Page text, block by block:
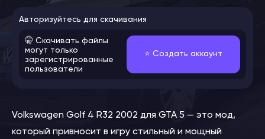
Авторизуйтесь для скачивания
🤫 Скачивать файлы
могут только
зарегистрированные
пользователи
⭐️ Создать аккаунт
Volkswagen Golf 4 R32 2002 для GTA 5 — это мод,
который привносит в игру стильный и мощный